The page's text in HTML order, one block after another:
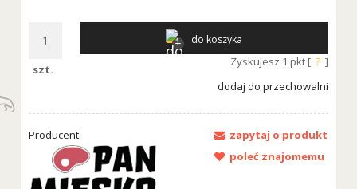
szt.
do koszyka
Zyskujesz 1 pkt [ ? ]
dodaj do przechowalni
Producent:
zapytaj o produkt
poleć znajomemu